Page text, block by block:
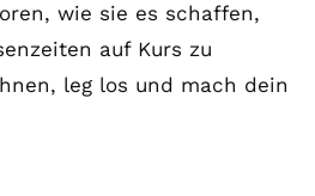
wie sie es schaffen,
auf Kurs zu
leg los und mach dein